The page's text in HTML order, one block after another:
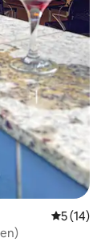
5 de uma
5 (14)